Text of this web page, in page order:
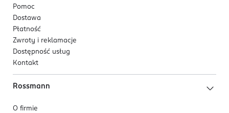
Pomoc
Dostawa
Płatność
Zwroty i reklamacje
Dostępność usług
Kontakt
Rossmann
O firmie